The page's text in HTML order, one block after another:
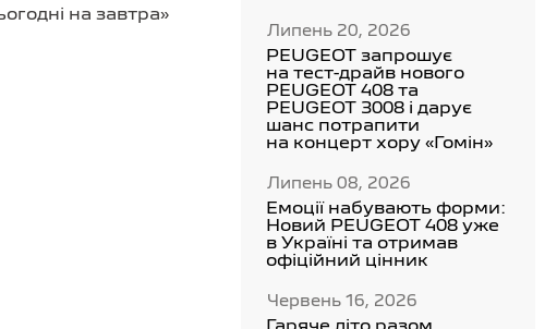
на завтра»
Липень 20, 2026
PEUGEOT запрошує
на тест-драйв нового
PEUGEOT 408 та
PEUGEOT 3008 і дарує
шанс потрапити
на концерт хору «Гомін»
Липень 08, 2026
Емоції набувають форми:
Новий PEUGEOT 408 уже
в Україні та отримав
офіційний цінник
Червень 16, 2026